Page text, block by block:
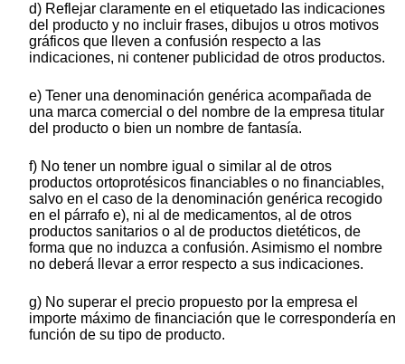
d) Reflejar claramente en el etiquetado las indicaciones
del producto y no incluir frases, dibujos u otros motivos
gráficos que lleven a confusión respecto a las
indicaciones, ni contener publicidad de otros productos.
e) Tener una denominación genérica acompañada de
una marca comercial o del nombre de la empresa titular
del producto o bien un nombre de fantasía.
f) No tener un nombre igual o similar al de otros
productos ortoprotésicos financiables o no financiables,
salvo en el caso de la denominación genérica recogido
en el párrafo e), ni al de medicamentos, al de otros
productos sanitarios o al de productos dietéticos, de
forma que no induzca a confusión. Asimismo el nombre
no deberá llevar a error respecto a sus indicaciones.
g) No superar el precio propuesto por la empresa el
importe máximo de financiación que le correspondería en
función de su tipo de producto.